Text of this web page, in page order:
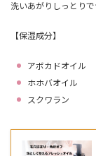
洗いあがりしっとり
【保湿成分】
アボカドオイル
ホホバオイル
スクワラン